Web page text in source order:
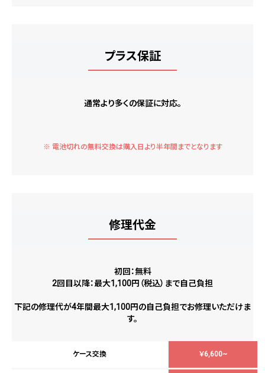
プラス保証
通常より多くの保証に対応。
※ 電池切れの無料交換は購入日より半年間までとなります
修理代金
初回：無料
2回目以降：最大1,100円（税込） まで自己負担
下記の修理代が4年間最大1,100円の自己負担でお修理いただけま
す。
ケース交換 ￥6,600~